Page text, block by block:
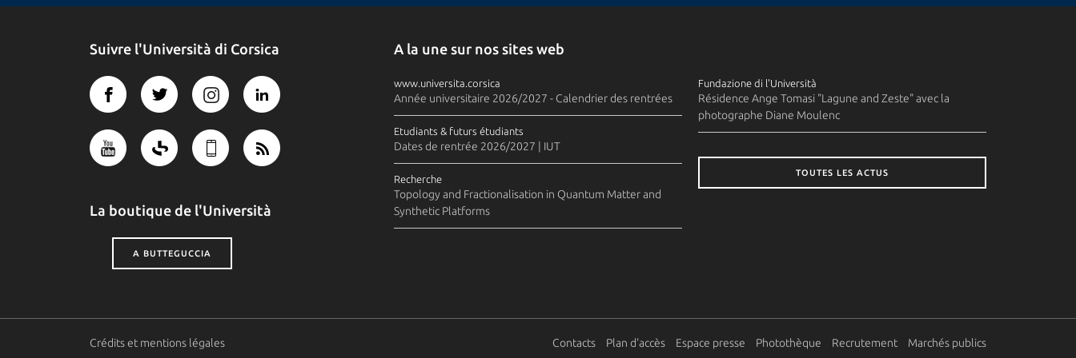
Suivre l'Università di Corsica
La boutique de l'Università
A BUTTEGUCCIA
A la une sur nos sites web
www.universita.corsica
Année universitaire 2026/2027 - Calendrier des rentrées
Etudiants & futurs étudiants
Dates de rentrée 2026/2027 | IUT
Recherche
Topology and Fractionalisation in Quantum Matter and
Synthetic Platforms
Fundazione di l'Università
Résidence Ange Tomasi "Lagune and Zeste" avec la
photographe Diane Moulenc
TOUTES LES ACTUS
Crédits et mentions légales Contacts Plan d'accès Espace presse Photothèque Recrutement Marchés publics